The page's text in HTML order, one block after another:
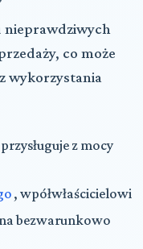
nieprawdziwych
co może
wykorzystania
z mocy
, wpółwłaścicielowi
bezwarunkowo